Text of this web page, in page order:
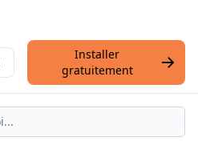
Installer
gratuitement